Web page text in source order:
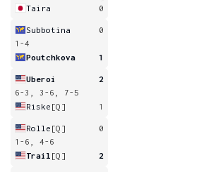
Taira
0
Subbotina
0
1-4
Poutchkova
1
Uberoi
2
6-3, 3-6, 7-5
Riske [Q] 1
Rolle [Q]
0
1-6, 4-6
Trail [Q] 2